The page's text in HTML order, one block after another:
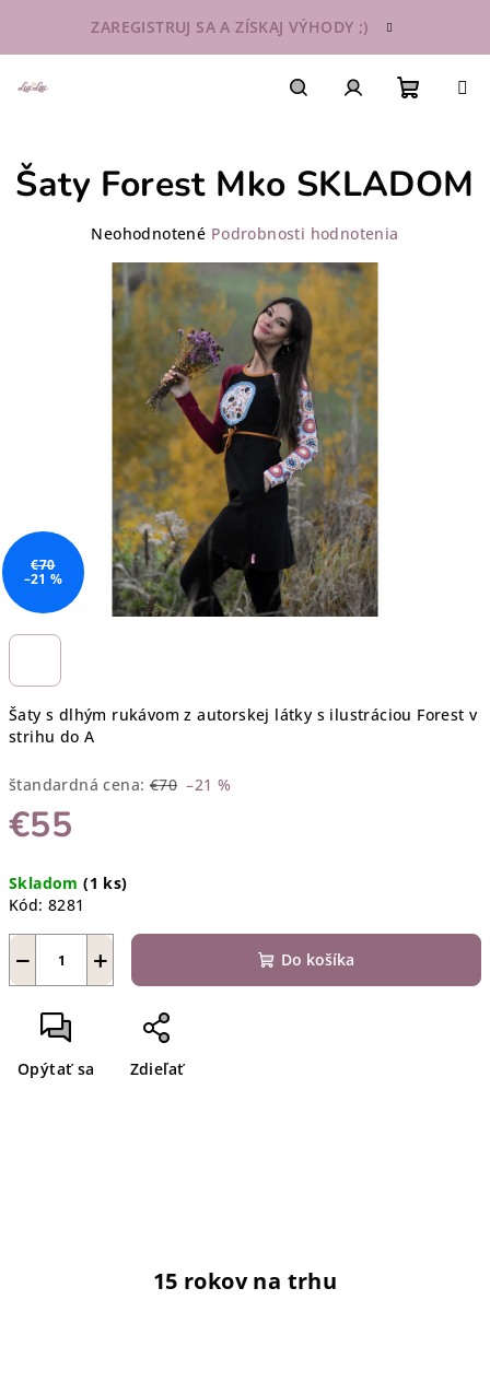
obsah
ZAREGISTRUJ SA A ZÍSKAJ VÝHODY ;)
košík
Šaty s dlhým rukávom z autorskej látky s ilustráciou Forest v
strihu do A
štandardná cena: €70 –21 %
€55
cena:
Skladom(1 ks)
Kód: 8281
+
− Do košíka
Opýtať sa Zdieľať
Šaty Forest Mko SKLADOM
Priemerné
produktu
0,0
hviezdičiek.
Neohodnotené Podrobnosti hodnotenia
€70
–21 %
15 rokov na trhu